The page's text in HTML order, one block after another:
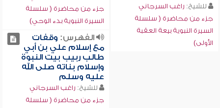
للشيخ: راغب السرجاني
جزء من محاضرة ( سلسلة
السيرة النبوية بيعة العقبة
الأولى)
جزء من محاضرة ( سلسلة
السيرة النبوية بدء الوحي)
الفهرس: وقفات
مع إسلام علي بن أبي
طالب ربيب بيت النبوة
وإسلام بناته صلى الله
عليه وسلم
للشيخ: راغب السرجاني
جزء من محاضرة ( سلسلة